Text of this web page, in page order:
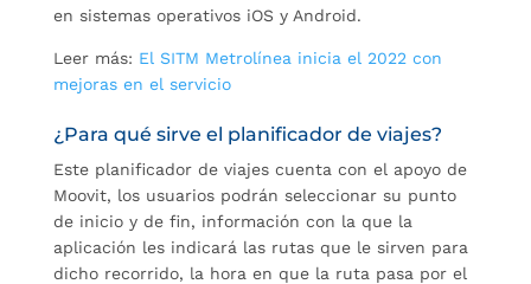
en sistemas operativos iOS y Android.
Leer más: El SITM Metrolínea inicia el 2022 con
mejoras en el servicio
¿Para qué sirve el planificador de viajes?
Este planificador de viajes cuenta con el apoyo de
Moovit, los usuarios podrán seleccionar su punto
de inicio y de fin, información con la que la
aplicación les indicará las rutas que le sirven para
dicho recorrido, la hora en que la ruta pasa por el